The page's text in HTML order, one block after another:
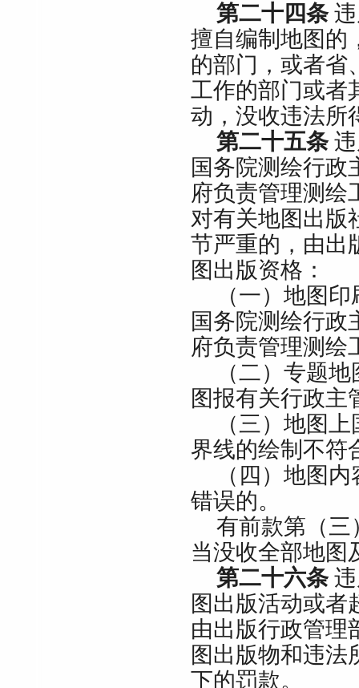
第二十四条违
擅自编制地图的
的部门，或者省
工作的部门或者
动，没收违法所
第二十五条违
国务院测绘行政
府负责管理测绘
对有关地图出版
节严重的，由出
图出版资格：
（一）地图
国务院测绘行政
府负责管理测绘
（二）专题
图报有关行政主
（三）地图
界线的绘制不符
（四）地图
错误的。
有前款第（三
当没收全部地图
第二十六条违
图出版活动或者
由出版行政管理
图出版物和违法
下的罚款。